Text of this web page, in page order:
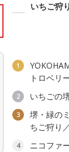
いちご狩
1
トロベリ
2 いちごの
3
堺・緑の
ちご狩り
4 ニコファ